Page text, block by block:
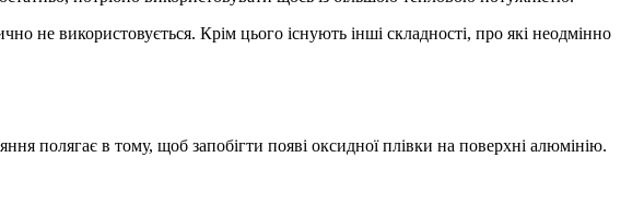
не використовується. Крім цього існують інші складності, про які неодмінно
полягає в тому, щоб запобігти появі оксидної плівки на поверхні алюмінію.